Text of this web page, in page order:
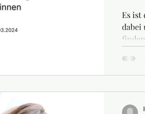
Es ist
dabei